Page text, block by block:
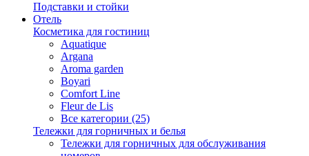
Подставки и стойки
Отель
Косметика для гостиниц
Aquatique
Argana
Aroma garden
Boyari
Comfort Line
Fleur de Lis
Все категории (25)
Тележки для горничных и белья
Тележки для горничных для обслуживания